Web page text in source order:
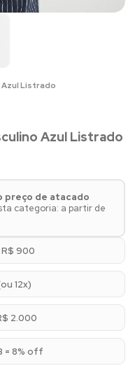
Azul Listrado
Azul Listrado
preço de atacado
categoria: a partir de
900
12x)
2.000
= 8% off